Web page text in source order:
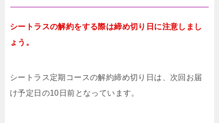
シートラスの解約をする際は締め切り日に注意しまし
ょう。
シートラス定期コースの解約締め切り日は、次回お届
け予定日の10日前となっています。